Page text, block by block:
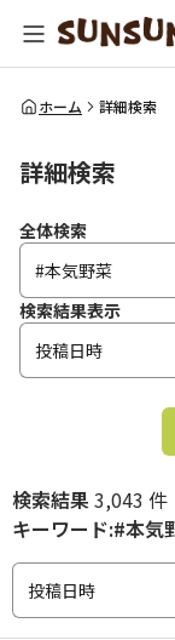
全体検索
ホーム 詳細検索
詳細検索
全体検索
検索結果表示
投稿日時
検索結果3,043 件
キーワード:#本気
投稿日時